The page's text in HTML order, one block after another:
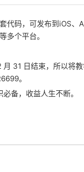
代码，可发布到iOS
多个平台。
31 日结束，所以将
。
备，收益人生不断。